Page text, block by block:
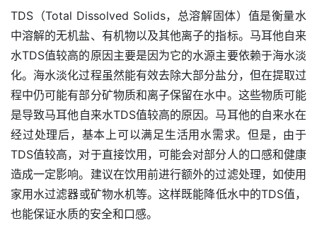
TDS（Total Dissolved Solids，总溶解固体）值是衡量水
中溶解的无机盐、有机物以及其他离子的指标。马耳他自来
水TDS值较高的原因主要是因为它的水源主要依赖于海水淡
化。海水淡化过程虽然能有效去除大部分盐分，但在提取过
程中仍可能有部分矿物质和离子保留在水中。这些物质可能
是导致马耳他自来水TDS值较高的原因。马耳他的自来水在
经过处理后，基本上可以满足生活用水需求。但是，由于
TDS值较高，对于直接饮用，可能会对部分人的口感和健康
造成一定影响。建议在饮用前进行额外的过滤处理，如使用
家用水过滤器或矿物水机等。这样既能降低水中的TDS值，
也能保证水质的安全和口感。